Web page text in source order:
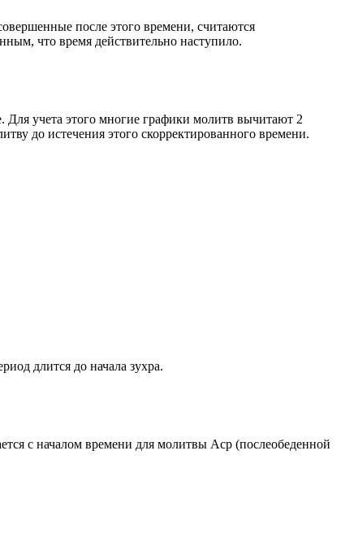
после этого времени, считаются
что время действительно наступило.
учета этого многие графики молитв вычитают 2
до истечения этого скорректированного времени.
длится до начала зухра.
с началом времени для молитвы Аср (послеобеденной